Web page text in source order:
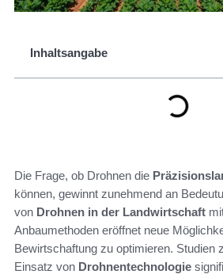
Inhaltsangabe
Die Frage, ob Drohnen die
können, gewinnt zunehmend an
von Drohnen in der Landwirtschaft
Anbaumethoden eröffnet neue
Bewirtschaftung zu optimieren. Studien
Einsatz von Drohnentechnologie